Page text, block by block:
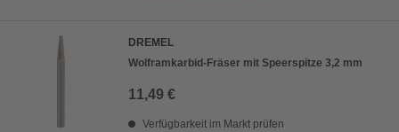
DREMEL
Wolframkarbid-Fräser mit Speerspitze 3,2 mm
11,49 €
Verfügbarkeit im Markt prüfen